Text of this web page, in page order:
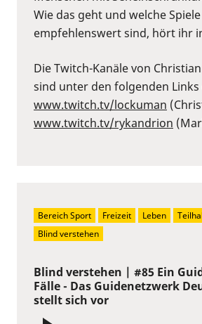
Wie das geht und welche
empfehlenswert sind, hört ihr
Die Twitch-Kanäle von
sind unter den folgenden
⁠www.twitch.tv/lockuman
⁠www.twitch.tv/rykandrion
Blind verstehen | #85 Ein
Fälle - Das Guidenetzwerk
stellt sich vor
Bereich Sport Freizeit Leben
Blind verstehen